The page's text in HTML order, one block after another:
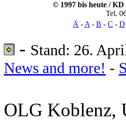
© 1997 bis heute /
Tel.
Ä - A - B - C - D
- Stand: 26.
News and more! -
OLG Koblenz,